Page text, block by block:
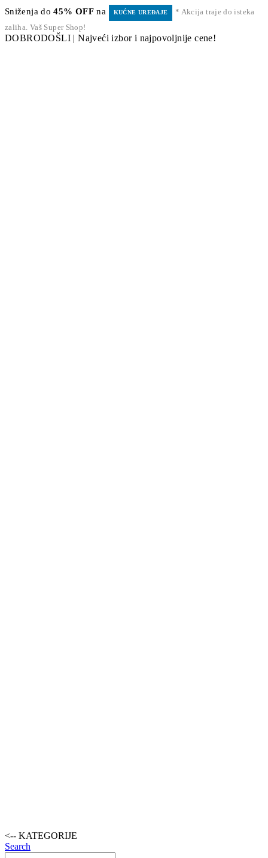
Sniženja do45% OFF na KUĆNE UREĐAJE
* Akcija traje do isteka
zaliha. Vaš Super Shop!
DOBRODOŠLI | Najveći izbor i najpovoljnije cene!
<-- KATEGORIJE
Search